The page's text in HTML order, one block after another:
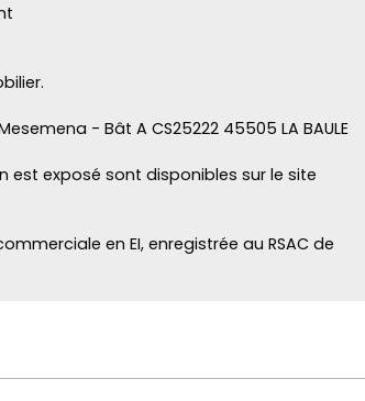
- Bât A CS25222 45505 LA BAULE
est exposé sont disponibles sur le site
en EI, enregistrée au RSAC de